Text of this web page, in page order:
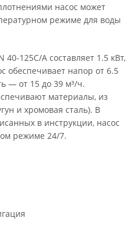
насос может
режиме для воды
125C/A составляет 1.5 кВт,
обеспечивает напор от 6.5
— от 15 до 39 м³/ч.
материалы, из
и хромовая сталь). В
в инструкции, насос
режиме 24/7.